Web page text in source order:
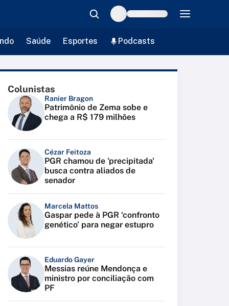
Saúde Esportes Podcasts
Colunistas
Ranier Bragon
Patrimônio de Zema sobe e
chega a R$ 179 milhões
Cézar Feitoza
PGR chamou de 'precipitada'
busca contra aliados de
senador
Marcela Mattos
Gaspar pede à PGR ‘confronto
genético’ para negar estupro
Eduardo Gayer
Messias reúne Mendonça e
ministro por conciliação com
PF